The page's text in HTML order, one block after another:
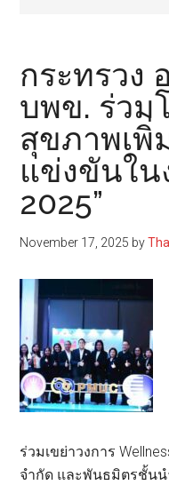
กระทรวง
บพข. ร่วม
สุขภาพเพิ่
แข่งขันใน
2025”
November 17, 2025 by
ร่วมเขย่าวงการ
จำกัด และพันธมิตรชั้นน